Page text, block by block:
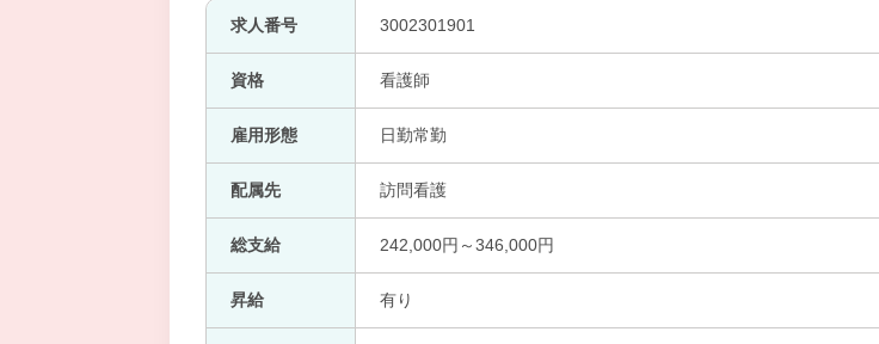
求人番号 3002301901
資格 看護師
雇用形態 日勤常勤
配属先 訪問看護
総支給 242,000円～346,000円
昇給 有り